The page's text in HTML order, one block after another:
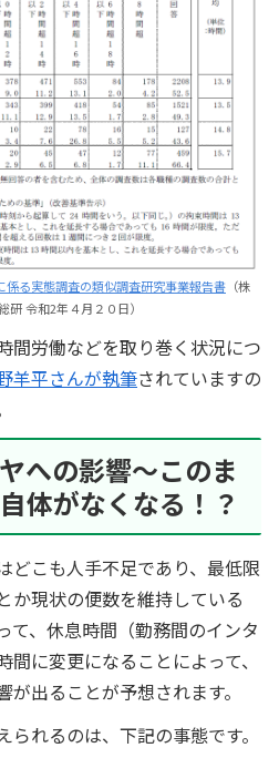
係る実態調査の類似調査研究事業報告書 （株
研 令和2年４月２０日）
間労働などを取り巻く状況につ
羊平さんが執筆されていますの
への影響～このま
体がなくなる！？
どこも人手不足であり、最低限
か現状の便数を維持している
て、休息時間（勤務間のインタ
に変更になることによって、
出ることが予想されます。
れるのは、下記の事態です。